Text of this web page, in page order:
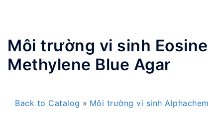
Môi trường vi sinh Eosine
Methylene Blue Agar
Back to Catalog Môi trường vi sinh Alphachem